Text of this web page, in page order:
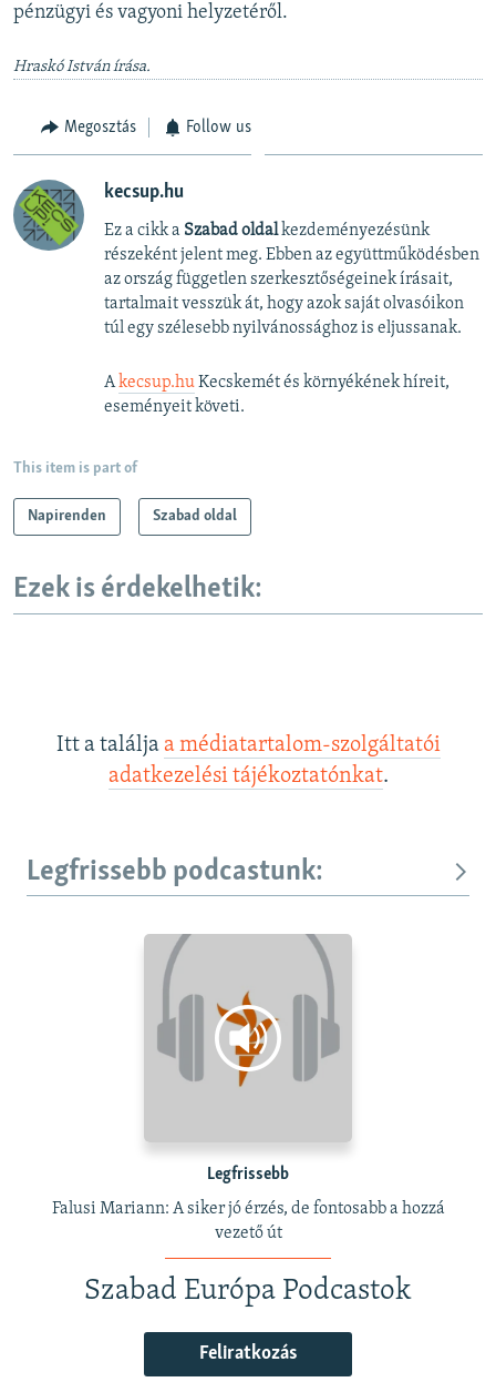
pénzügyi és vagyoni helyzetéről.
Hraskó István írása.
Megosztás Follow us
kecsup.hu
Ez a cikk a Szabad oldalkezdeményezésünk
részeként jelent meg. Ebben az együttműködésben
az ország független szerkesztőségeinek írásait,
tartalmait vesszük át, hogy azok saját olvasóikon
túl egy szélesebb nyilvánossághoz is eljussanak.
Akecsup.huKecskemét és környékének híreit,
eseményeit követi.
This item is part of
Napirenden Szabad oldal
Ezek is érdekelhetik:
Itt a találja a médiatartalom-szolgáltatói
adatkezelési tájékoztatónkat.
Legfrissebb podcastunk:
Legfrissebb
Falusi Mariann: A siker jó érzés, de fontosabb a hozzá
vezető út
Szabad Európa Podcastok
Feliratkozás